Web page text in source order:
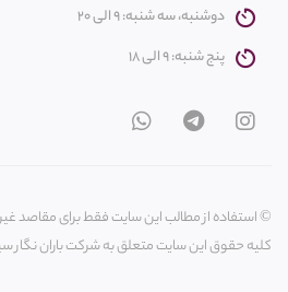
دوشنبه، سه شنبه: 9 الی 20
پنج شنبه: 9 الی 18
© استفاده از مطالب این سایت فقط برای مقاصد
کلیه حقوق این سایت متعلق به شرکت باران نگار